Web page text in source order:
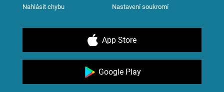
Nahlásit chybu Nastavení soukromí
App Store
Google Play